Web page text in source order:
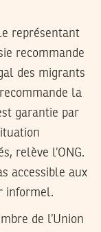
représentant
recommande
des migrants
la
garantie par
relève l’ONG.
accessible aux
informel.
de l’Union